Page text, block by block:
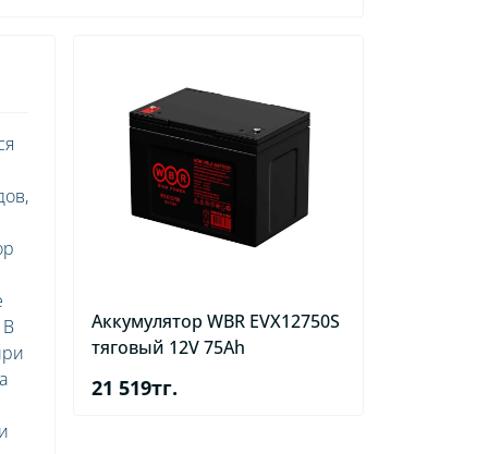
Аккумулятор WBR EVX12750S
тяговый 12V 75Ah
21 519тг.
В